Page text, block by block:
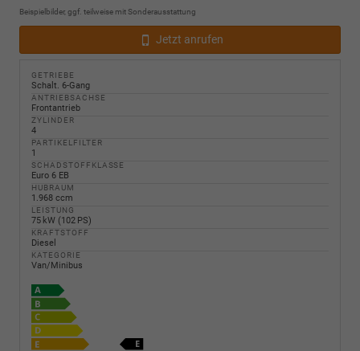
Beispielbilder, ggf. teilweise mit Sonderausstattung
Jetzt anrufen
GETRIEBE
Schalt. 6-Gang
ANTRIEBSACHSE
Frontantrieb
ZYLINDER
4
PARTIKELFILTER
1
SCHADSTOFFKLASSE
Euro 6 EB
HUBRAUM
1.968 ccm
LEISTUNG
75 kW (102 PS)
KRAFTSTOFF
Diesel
KATEGORIE
Van/Minibus